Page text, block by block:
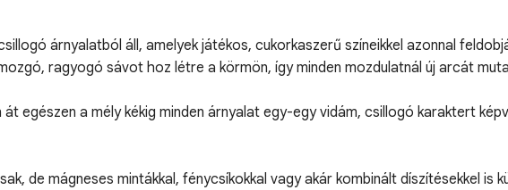
árnyalatból áll, amelyek játékos, cukorkaszerű színeikkel azonnal
ragyogó sávot hoz létre a körmön, így minden mozdulatnál új arcát
egészen a mély kékig minden árnyalat egy-egy vidám, csillogó karaktert
de mágneses mintákkal, fénycsíkokkal vagy akár kombinált díszítésekkel is